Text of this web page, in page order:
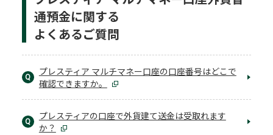
通預金に関する
よくあるご質問
Q
プレスティア マルチマネー口座の口座番号はどこで
確認できますか。
Q
プレスティアの口座で外貨建て送金は受取れます
か？